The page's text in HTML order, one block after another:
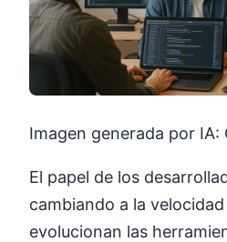
Imagen generada por IA:
El papel de los
cambiando a la
evolucionan las